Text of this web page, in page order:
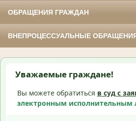
ОБРАЩЕНИЯ ГРАЖДАН
ВНЕПРОЦЕССУАЛЬНЫЕ
Уважаемые граждане!
Вы можете обратиться в суд с
электронным исполнительным